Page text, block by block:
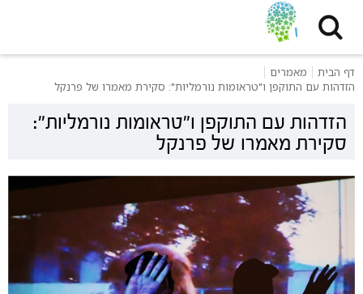
דף הבית
מאמרים
הזדהות עם התוקפן ו"טראומות נורמליות": סקירת מאמרו של פרנקל
הזדהות עם התוקפן ו"טראומות נורמליות":
סקירת מאמרו של פרנקל